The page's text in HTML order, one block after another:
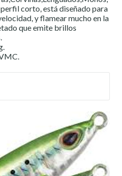
corto, está diseñado para
y flamear mucho en la
que emite brillos